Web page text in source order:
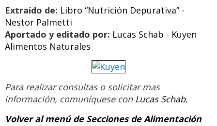
Extraído de: Libro “Nutrición Depurativa” -
Nestor Palmetti
Aportado y editado por: Lucas Schab - Kuyen
Alimentos Naturales
Para realizar consultas o solicitar mas
información, comuníquese con Lucas Schab.
Volver al menú de Secciones de Alimentación